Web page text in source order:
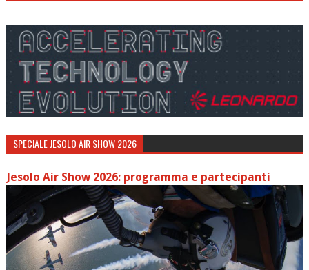
SPECIALE JESOLO AIR SHOW 2026
Jesolo Air Show 2026: programma e partecipanti